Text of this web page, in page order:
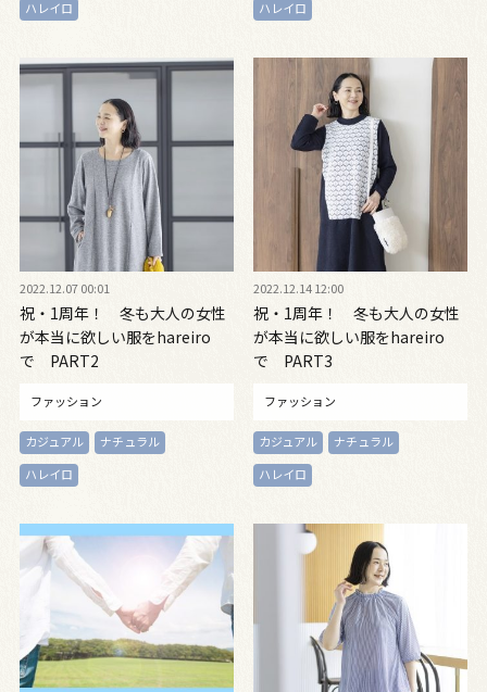
ハレイロ
ハレイロ
2022.12.07 00:01
祝・1周年！ 冬も大人の女性
が本当に欲しい服をhareiro
で PART2
ファッション
カジュアル
ナチュラル
ハレイロ
2022.12.14 12:00
祝・1周年！ 冬も大人の女性
が本当に欲しい服をhareiro
で PART3
ファッション
カジュアル
ナチュラル
ハレイロ